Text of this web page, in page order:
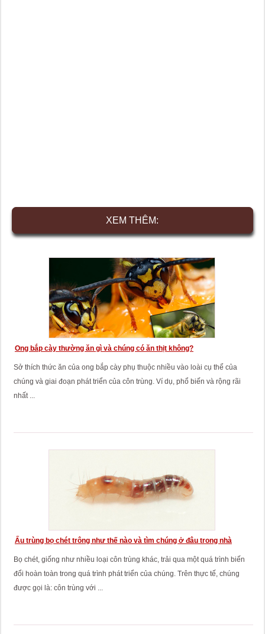
XEM THÊM:
Ong bắp cày thường ăn gì và chúng có ăn thịt không?
Sở thích thức ăn của ong bắp cày phụ thuộc nhiều vào loài cụ thể của
chúng và giai đoạn phát triển của côn trùng. Ví dụ, phổ biến và rộng rãi
nhất ...
Ấu trùng bọ chét trông như thế nào và tìm chúng ở đâu trong nhà
Bọ chét, giống như nhiều loại côn trùng khác, trải qua một quá trình biến
đổi hoàn toàn trong quá trình phát triển của chúng. Trên thực tế, chúng
được gọi là: côn trùng với ...